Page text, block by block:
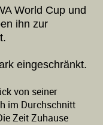
World Cup und
ihn zur
eingeschränkt.
von seiner
im Durchschnitt
Zeit Zuhause